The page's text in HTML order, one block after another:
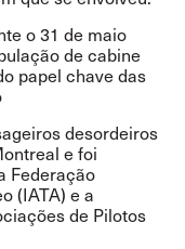
o 31 de maio
de cabine
papel chave das
desordeiros
e foi
Federação
(IATA) e a
de Pilotos